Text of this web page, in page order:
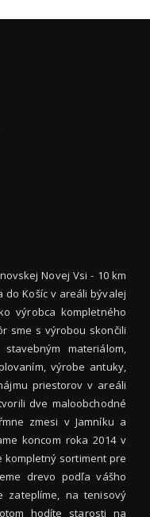
Novej Vsi - 10 km
do Košíc v areáli bývalej
výrobca kompletného
sme s výrobou skončili
materiálom,
výrobe antuky,
priestorov v areáli
dve maloobchodné
zmesi v Jamníku a
koncom roka 2014 v
kompletný sortiment pre
drevo podľa vášho
zateplíme, na tenisový
hodíte starosti na